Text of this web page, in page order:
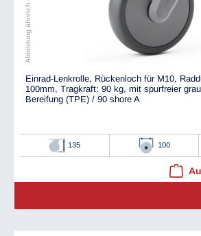
Einrad-Lenkrolle, Rückenloch für M10,
100mm, Tragkraft: 90 kg, mit spurfreier
Bereifung (TPE) / 90 shore A
135 100